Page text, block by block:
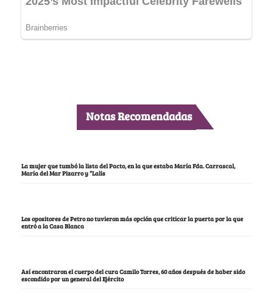
Notas Recomendadas
La mujer que tumbó la lista del Pacto, en la que estaba María Fda. Carrascal,
María del Mar Pizarro y “Lalis
Los opositores de Petro no tuvieron más opción que criticar la puerta por la que
entró a la Casa Blanca
Así encontraron el cuerpo del cura Camilo Torres, 60 años después de haber sido
escondido por un general del Ejército